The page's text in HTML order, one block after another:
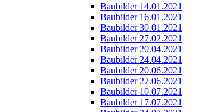
Baubilder 14.01.2021
Baubilder 16.01.2021
Baubilder 30.01.2021
Baubilder 27.02.2021
Baubilder 20.04.2021
Baubilder 24.04.2021
Baubilder 20.06.2021
Baubilder 27.06.2021
Baubilder 10.07.2021
Baubilder 17.07.2021